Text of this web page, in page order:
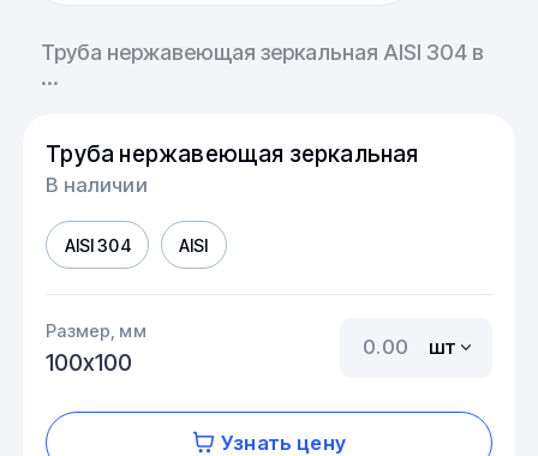
Труба нержавеющая зеркальная AISI 304 в
...
Труба нержавеющая зеркальная
В наличии
AISI 304 AISI
Размер, мм
100х100
шт
Узнать цену